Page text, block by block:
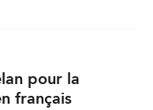
pour la
français